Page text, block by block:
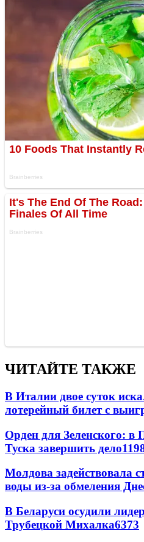
ЧИТАЙТЕ ТАКЖЕ
В Италии двое суток
лотерейный билет с
Орден для Зеленского: в
Туска завершить дело
Молдова задействовала
воды из-за обмеления
В Беларуси осудили
Трубецкой Михалка6373